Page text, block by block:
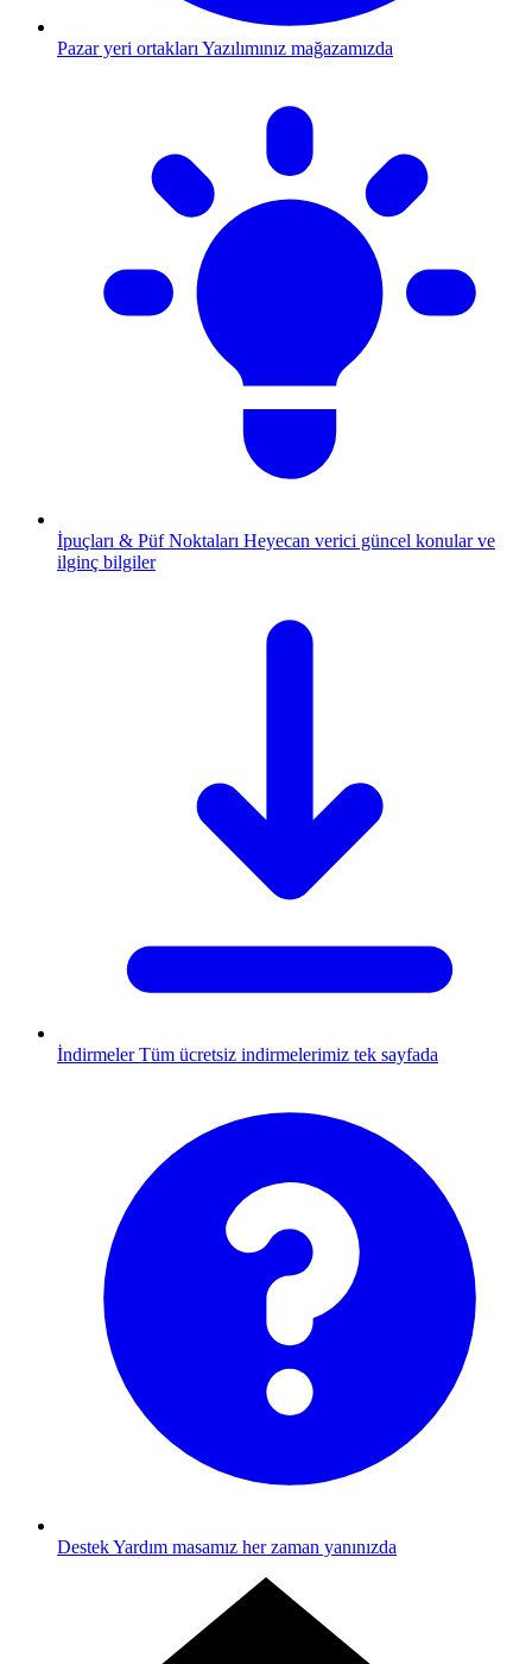
Pazar yeri ortakları Yazılımınız mağazamızda
İpuçları & Püf Noktaları Heyecan verici güncel konular ve
ilginç bilgiler
İndirmeler Tüm ücretsiz indirmelerimiz tek sayfada
DestekYardım masamız her zaman yanınızda